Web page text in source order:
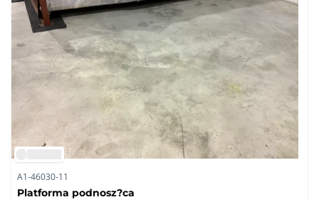
A1-46030-11
Platforma podnosz?ca